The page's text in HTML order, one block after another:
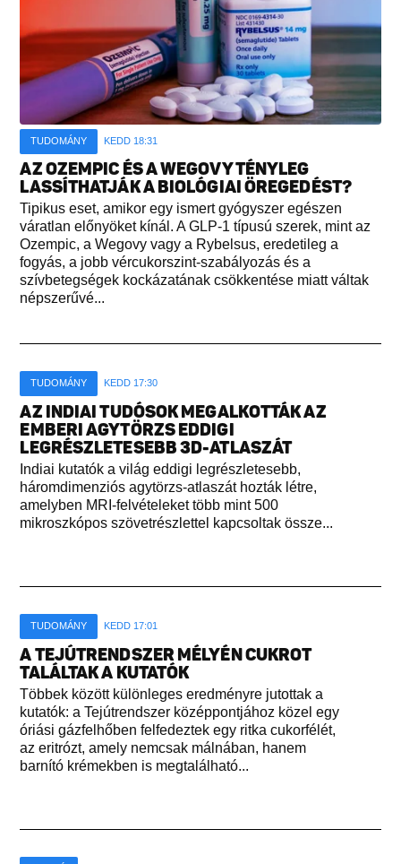
TUDOMÁNY KEDD 18:31
AZ OZEMPIC ÉS A WEGOVY TÉNYLEG
LASSÍTHATJÁK A BIOLÓGIAI ÖREGEDÉST?
Tipikus eset, amikor egy ismert gyógyszer egészen
váratlan előnyöket kínál. A GLP-1 típusú szerek, mint az
Ozempic, a Wegovy vagy a Rybelsus, eredetileg a
fogyás, a jobb vércukorszint-szabályozás és a
szívbetegségek kockázatának csökkentése miatt váltak
népszerűvé...
TUDOMÁNY KEDD 17:30
AZ INDIAI TUDÓSOK MEGALKOTTÁK AZ
EMBERI AGYTÖRZS EDDIGI
LEGRÉSZLETESEBB 3D-ATLASZÁT
Indiai kutatók a világ eddigi legrészletesebb,
háromdimenziós agytörzs-atlaszát hozták létre,
amelyben MRI-felvételeket több mint 500
mikroszkópos szövetrészlettel kapcsoltak össze...
TUDOMÁNY KEDD 17:01
A TEJÚTRENDSZER MÉLYÉN CUKROT
TALÁLTAK A KUTATÓK
Többek között különleges eredményre jutottak a
kutatók: a Tejútrendszer középpontjához közel egy
óriási gázfelhőben felfedeztek egy ritka cukorfélét,
az eritrózt, amely nemcsak málnában, hanem
barnító krémekben is megtalálható...